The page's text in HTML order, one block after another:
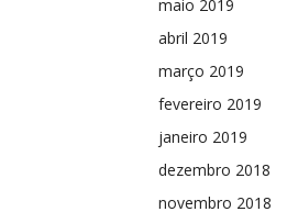
maio 2019
abril 2019
março 2019
fevereiro 2019
janeiro 2019
dezembro 2018
novembro 2018